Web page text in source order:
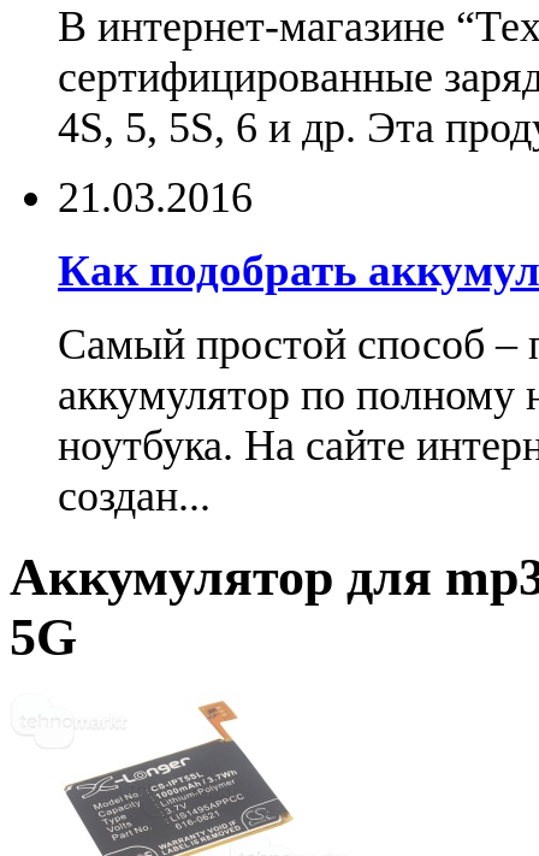
В интернет-магазине
сертифицированные
4S, 5, 5S, 6 и др. Эта
21.03.2016
Как подобрать
Самый простой способ –
аккумулятор по
ноутбука. На сайте
создан...
Аккумулятор для
5G